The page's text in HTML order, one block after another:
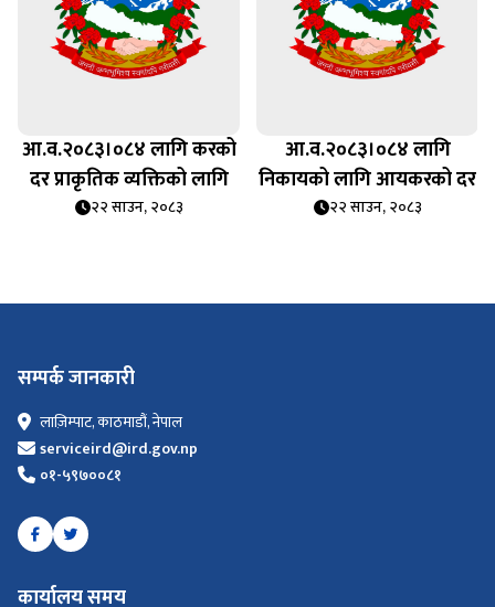
आ.व.२०८३।०८४ लागि करको
दर प्राकृतिक व्यक्तिको लागि
२२ साउन, २०८३
आ.व.२०८३।०८४ लागि
निकायको लागि आयकरको दर
२२ साउन, २०८३
सम्पर्क जानकारी
लाज़िम्पाट, काठमाडौं, नेपाल
serviceird@ird.gov.np
०१-५९७००८१
कार्यालय समय